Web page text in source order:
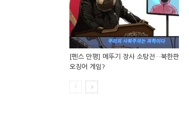
[펜스 만평] 메뚜기 장사 소탕전…북한판
오징어 게임?